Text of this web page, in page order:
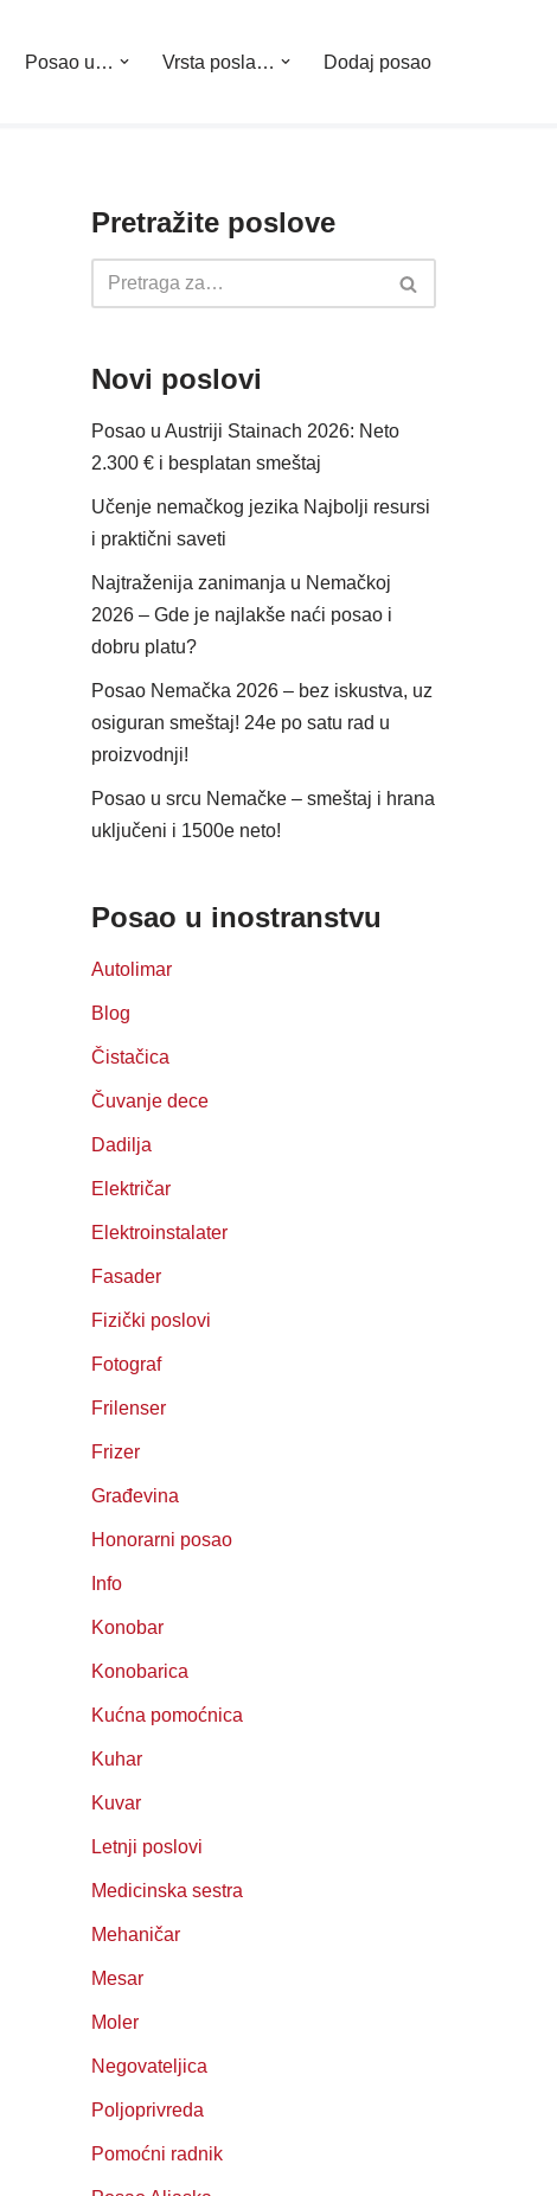
Posao u… Vrsta posla… Dodaj posao
Pretražite poslove
Novi poslovi
Posao u Austriji Stainach 2026: Neto
2.300 € i besplatan smeštaj
Učenje nemačkog jezika Najbolji resursi
i praktični saveti
Najtraženija zanimanja u Nemačkoj
2026 – Gde je najlakše naći posao i
dobru platu?
Posao Nemačka 2026 – bez iskustva, uz
osiguran smeštaj! 24e po satu rad u
proizvodnji!
Posao u srcu Nemačke – smeštaj i hrana
uključeni i 1500e neto!
Posao u inostranstvu
Autolimar
Blog
Čistačica
Čuvanje dece
Dadilja
Električar
Elektroinstalater
Fasader
Fizički poslovi
Fotograf
Frilenser
Frizer
Građevina
Honorarni posao
Info
Konobar
Konobarica
Kućna pomoćnica
Kuhar
Kuvar
Letnji poslovi
Medicinska sestra
Mehaničar
Mesar
Moler
Negovateljica
Poljoprivreda
Pomoćni radnik